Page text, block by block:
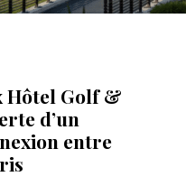
Hôtel Golf &
d’un
entre